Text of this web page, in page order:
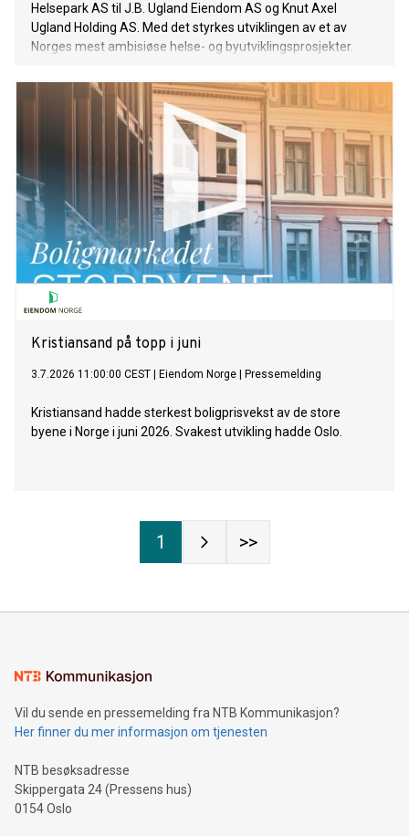
Helsepark AS til J.B. Ugland Eiendom AS og Knut Axel
Ugland Holding AS. Med det styrkes utviklingen av et av
Norges mest ambisiøse helse- og byutviklingsprosjekter.
Kristiansand på topp i juni
3.7.2026 11:00:00 CEST Eiendom Norge Pressemelding
Kristiansand hadde sterkest boligprisvekst av de store
byene i Norge i juni 2026. Svakest utvikling hadde Oslo.
1 >>
Vil du sende en pressemelding fra NTB Kommunikasjon?
Her finner du mer informasjon om tjenesten
NTB besøksadresse
Skippergata 24 (Pressens hus)
0154 Oslo